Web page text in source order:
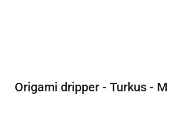
Origami dripper - Turkus - M